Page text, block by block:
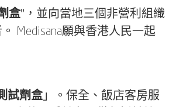
盒”，並向當地三個非營利組織
Medisana願與香港人民一起
試劑盒」。保全、飯店客房服